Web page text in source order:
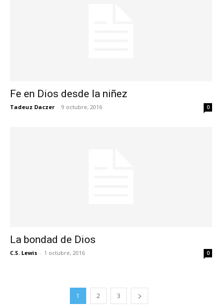
Fe en Dios desde la niñez
Tadeuz Daczer - 9 octubre, 2016 0
La bondad de Dios
C.S. Lewis - 1 octubre, 2016 0
1 2 3